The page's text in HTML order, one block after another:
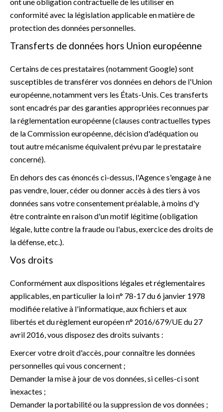
conformité avec la législation applicable en matière de
protection des données personnelles.
Transferts de données hors Union européenne
Certains de ces prestataires (notamment Google) sont
susceptibles de transférer vos données en dehors de l'Union
européenne, notamment vers les États-Unis. Ces transferts
sont encadrés par des garanties appropriées reconnues par
la réglementation européenne (clauses contractuelles types
de la Commission européenne, décision d'adéquation ou
tout autre mécanisme équivalent prévu par le prestataire
concerné).
En dehors des cas énoncés ci-dessus, l'Agence s'engage à ne
pas vendre, louer, céder ou donner accès à des tiers à vos
données sans votre consentement préalable, à moins d'y
être contrainte en raison d'un motif légitime (obligation
légale, lutte contre la fraude ou l'abus, exercice des droits de
la défense, etc.).
Vos droits
Conformément aux dispositions légales et réglementaires
applicables, en particulier la loi n° 78-17 du 6 janvier 1978
modifiée relative à l'informatique, aux fichiers et aux
libertés et du règlement européen n° 2016/679/UE du 27
avril 2016, vous disposez des droits suivants :
Exercer votre droit d'accès, pour connaître les données
personnelles qui vous concernent ;
Demander la mise à jour de vos données, si celles-ci sont
inexactes ;
Demander la portabilité ou la suppression de vos données ;